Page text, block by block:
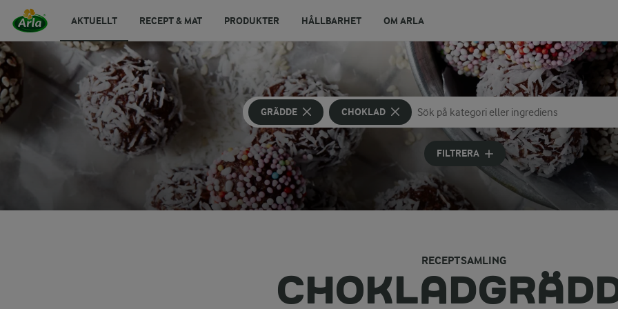
AKTUELLT RECEPT & MAT PRODUKTER HÅLLBARHET OM ARLA
GRÄDDE CHOKLAD
Sök på kategori eller ingrediens
Skriv in sökord för att få förslag
FILTRERA
RECEPTSAMLING